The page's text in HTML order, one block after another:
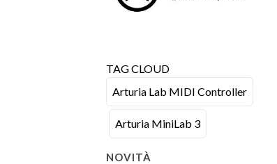
TAG CLOUD
Arturia Lab MIDI Controller
Arturia MiniLab 3
NOVITÀ